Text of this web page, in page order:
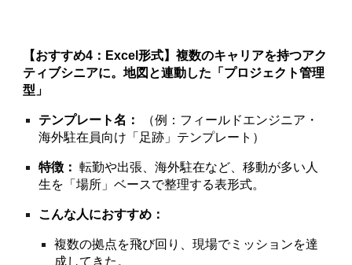
【おすすめ4：Excel形式】複数のキャリアを持つアク
ティブシニアに。地図と連動した「プロジェクト管理
型」
テンプレート名：
（例：フィールドエンジニア・
海外駐在員向け「足跡」テンプレート）
特徴： 転勤や出張、海外駐在など、移動が多い人
生を「場所」ベースで整理する表形式。
こんな人におすすめ：
複数の拠点を飛び回り、現場でミッションを達
成してきた。